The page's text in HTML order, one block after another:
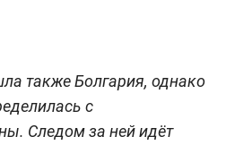
также Болгария, однако
с
Следом за ней идёт